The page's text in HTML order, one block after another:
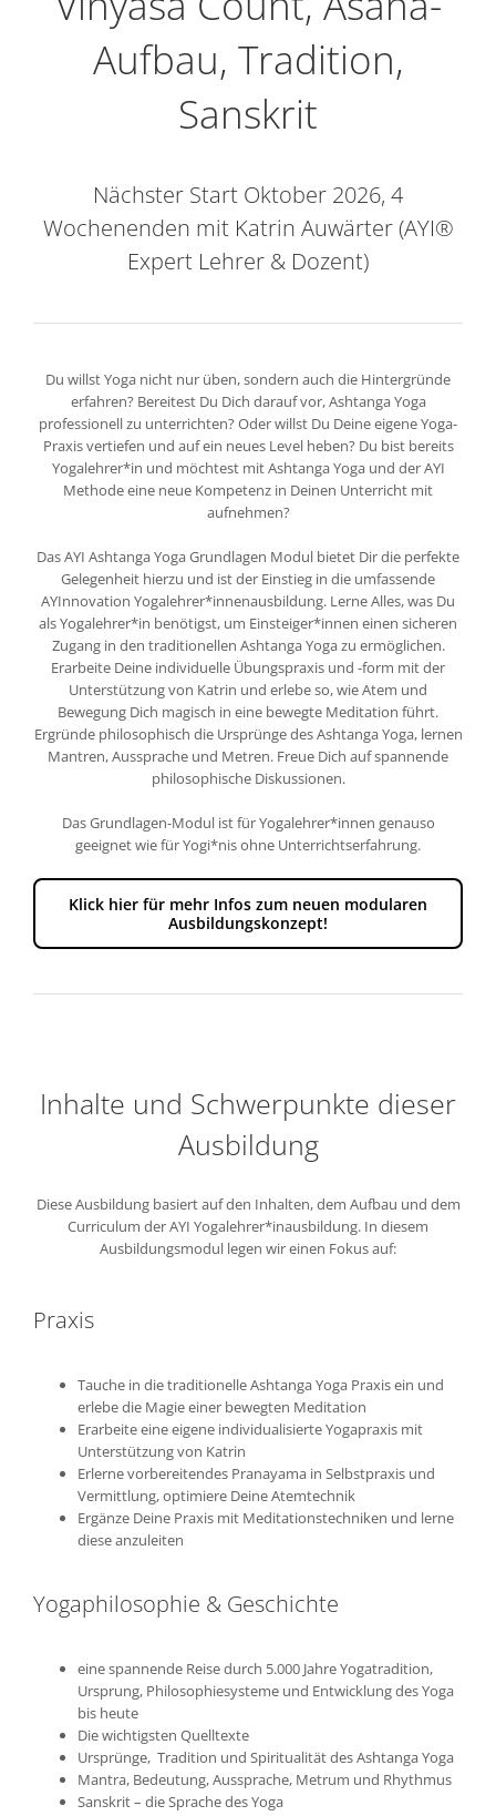
Aufbau, Tradition,
Sanskrit
Nächster Start Oktober 2026, 4
Wochenenden mit Katrin Auwärter (AYI®
Expert Lehrer & Dozent)
Du willst Yoga nicht nur üben, sondern auch die Hintergründe
erfahren? Bereitest Du Dich darauf vor, Ashtanga Yoga
professionell zu unterrichten? Oder willst Du Deine eigene Yoga-
Praxis vertiefen und auf ein neues Level heben? Du bist bereits
Yogalehrer*in und möchtest mit Ashtanga Yoga und der AYI
Methode eine neue Kompetenz in Deinen Unterricht mit
aufnehmen?
Das AYI Ashtanga Yoga Grundlagen Modul bietet Dir die perfekte
Gelegenheit hierzu und ist der Einstieg in die umfassende
AYInnovation Yogalehrer*innenausbildung. Lerne Alles, was Du
als Yogalehrer*in benötigst, um Einsteiger*innen einen sicheren
Zugang in den traditionellen Ashtanga Yoga zu ermöglichen.
Erarbeite Deine individuelle Übungspraxis und -form mit der
Unterstützung von Katrin und erlebe so, wie Atem und
Bewegung Dich magisch in eine bewegte Meditation führt.
Ergründe philosophisch die Ursprünge des Ashtanga Yoga, lernen
Mantren, Aussprache und Metren. Freue Dich auf spannende
philosophische Diskussionen.
Das Grundlagen-Modul ist für Yogalehrer*innen genauso
geeignet wie für Yogi*nis ohne Unterrichtserfahrung.
Klick hier für mehr Infos zum neuen modularen
Ausbildungskonzept!
Inhalte und Schwerpunkte dieser
Ausbildung
Diese Ausbildung basiert auf den Inhalten, dem Aufbau und dem
Curriculum der AYI Yogalehrer*inausbildung. In diesem
Ausbildungsmodul legen wir einen Fokus auf:
Praxis
Tauche in die traditionelle Ashtanga Yoga Praxis ein und
erlebe die Magie einer bewegten Meditation
Erarbeite eine eigene individualisierte Yogapraxis mit
Unterstützung von Katrin
Erlerne vorbereitendes Pranayama in Selbstpraxis und
Vermittlung, optimiere Deine Atemtechnik
Ergänze Deine Praxis mit Meditationstechniken und lerne
diese anzuleiten
Yogaphilosophie & Geschichte
eine spannende Reise durch 5.000 Jahre Yogatradition,
Ursprung, Philosophiesysteme und Entwicklung des Yoga
bis heute
Die wichtigsten Quelltexte
Ursprünge, Tradition und Spiritualität des Ashtanga Yoga
Mantra, Bedeutung, Aussprache, Metrum und Rhythmus
Sanskrit – die Sprache des Yoga